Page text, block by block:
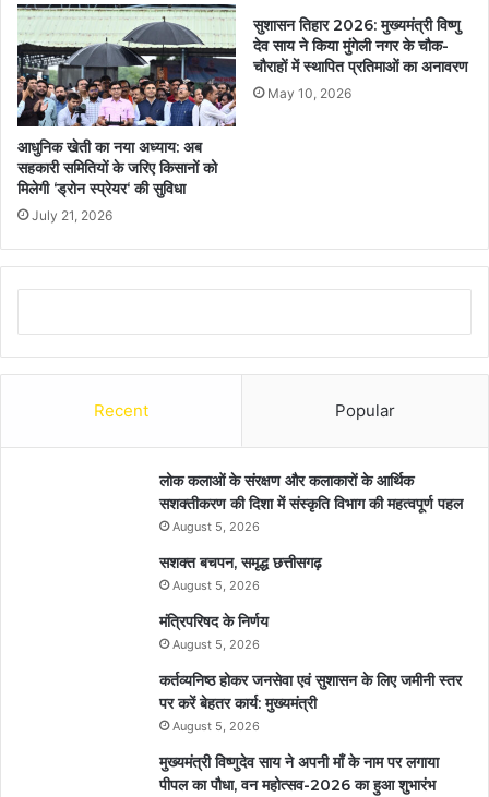
आधुनिक खेती का नया अध्याय: अब
सहकारी समितियों के जरिए किसानों को
मिलेगी ‘ड्रोन स्प्रेयर‘ की सुविधा
July 21, 2026
सुशासन तिहार 2026: मुख्यमंत्री विष्णु
देव साय ने किया मुंगेली नगर के चौक-
चौराहों में स्थापित प्रतिमाओं का अनावरण
May 10, 2026
Recent Popular
लोक कलाओं के संरक्षण और कलाकारों के आर्थिक
सशक्तीकरण की दिशा में संस्कृति विभाग की महत्वपूर्ण पहल
August 5, 2026
सशक्त बचपन, समृद्ध छत्तीसगढ़
August 5, 2026
मंत्रिपरिषद के निर्णय
August 5, 2026
कर्तव्यनिष्ठ होकर जनसेवा एवं सुशासन के लिए जमीनी स्तर
पर करें बेहतर कार्य: मुख्यमंत्री
August 5, 2026
मुख्यमंत्री विष्णुदेव साय ने अपनी माँ के नाम पर लगाया
पीपल का पौधा, वन महोत्सव-2026 का हुआ शुभारंभ